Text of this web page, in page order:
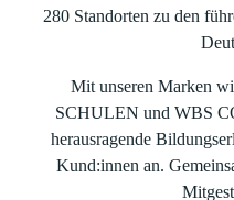
280 Standorten zu den
Mit unseren Marken
SCHULEN und WBS
herausragende
Kund:innen an.